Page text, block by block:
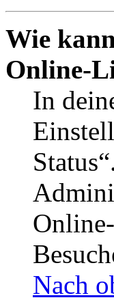
Wie
Online-
In
Nach